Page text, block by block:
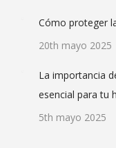
Cómo proteger
20th mayo 2025
La importancia
esencial para tu
5th mayo 2025